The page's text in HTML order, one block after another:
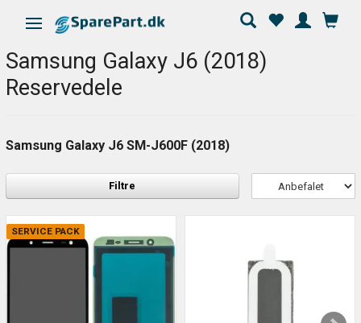
Skifte navigation
Samsung Galaxy J6 (2018)
Reservedele
Samsung Galaxy J6 SM-J600F (2018)
Filtre
SERVICE PACK